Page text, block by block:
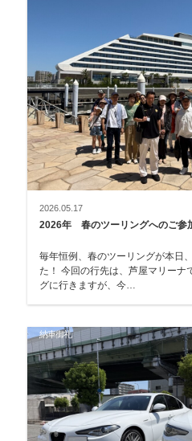
2026.05.17
2026年 春のツーリングへのご参
毎年恒例、春のツーリングが本日
た！ 今回の行先は、芦屋マリーナです。 毎回、遠くにツーリン
グに行きますが、今…
納車御礼